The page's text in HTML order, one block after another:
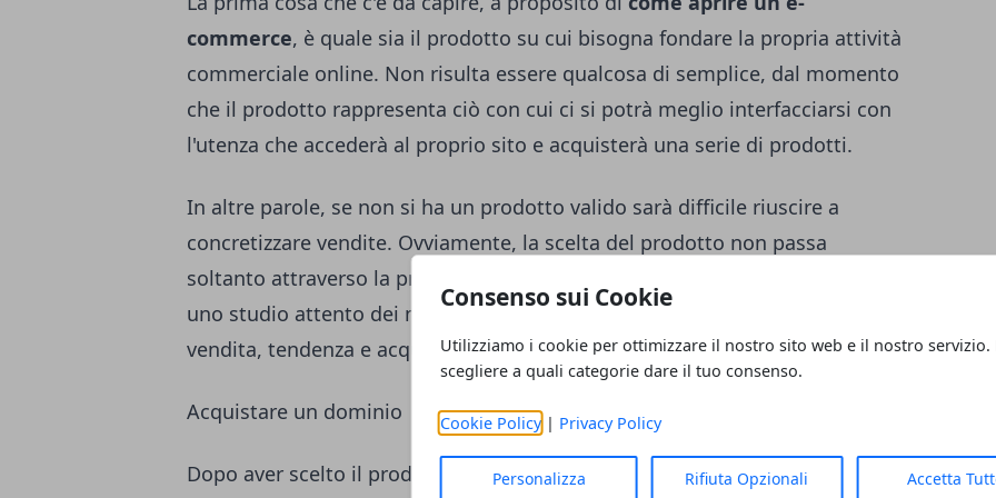
Consenso sui Cookie
Utilizziamo i cookie per ottimizzare il nostro sito web e il nostro servizio.
scegliere a quali categorie dare il tuo consenso.
Cookie Policy| Privacy Policy
Personalizza Rifiuta Opzionali Accetta
commerce, è quale sia il prodotto su cui bisogna fondare la propria attività
commerciale online. Non risulta essere qualcosa di semplice, dal momento
che il prodotto rappresenta ciò con cui ci si potrà meglio interfacciarsi con
l'utenza che accederà al proprio sito e acquisterà una serie di prodotti.
In altre parole, se non si ha un prodotto valido sarà difficile riuscire a
concretizzare vendite. Ovviamente, la scelta del prodotto non passa
soltanto attraverso la propria passione, ma anche e soprattutto attraverso
uno studio attento dei mercati e delle loro caratteristiche specifiche di
vendita, tendenza e acquisto di prodotti.
Acquistare un dominio
Dopo aver scelto il prodotto di cui servirsi e su cui poggiare la propria